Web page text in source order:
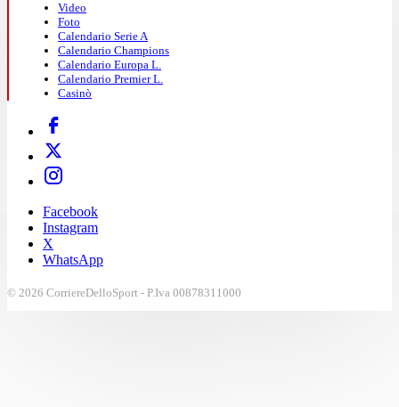
Video
Foto
Calendario Serie A
Calendario Champions
Calendario Europa L.
Calendario Premier L.
Casinò
Facebook
Instagram
X
WhatsApp
© 2026 CorriereDelloSport - P.Iva 00878311000